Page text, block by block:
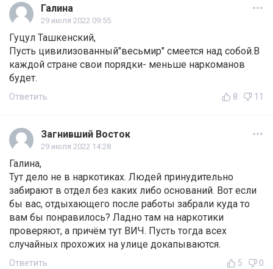
Галина
29 июля 2022 09:55
Гуцул Ташкенский,
Пусть цивилизованный"весьмир" смеется над собой.В
каждой стране свои порядки- меньше наркоманов
будет.
Ответить 8 11
Загнивший Восток
29 июля 2022 14:28
Галина,
Тут дело не в наркотиках. Людей принудительно
забирают в отдел без каких либо оснований. Вот если
бы вас, отдыхающего после работы забрали куда то
вам бы понравилось? Ладно там на наркотики
проверяют, а причём тут ВИЧ. Пусть тогда всех
случайных прохожих на улице докапываются.
Ответить 5 0